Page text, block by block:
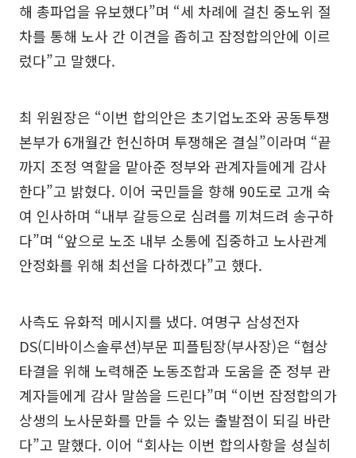
해 총파업을 유보했다”며 “세 차례에 걸친 중노위 절
차를 통해 노사 간 이견을 좁히고 잠정합의안에 이르
렀다”고 말했다.
최 위원장은 “이번 합의안은 초기업노조와 공동투쟁
본부가 6개월간 헌신하며 투쟁해온 결실”이라며 “끝
까지 조정 역할을 맡아준 정부와 관계자들에게 감사
한다”고 밝혔다. 이어 국민들을 향해 90도로 고개 숙
여 인사하며 “내부 갈등으로 심려를 끼쳐드려 송구하
다”며 “앞으로 노조 내부 소통에 집중하고 노사관계
안정화를 위해 최선을 다하겠다”고 했다.
사측도 유화적 메시지를 냈다. 여명구 삼성전자
DS(디바이스솔루션)부문 피플팀장(부사장)은 “협상
타결을 위해 노력해준 노동조합과 도움을 준 정부 관
계자들에게 감사 말씀을 드린다”며 “이번 잠정합의가
상생의 노사문화를 만들 수 있는 출발점이 되길 바란
다”고 말했다. 이어 “회사는 이번 합의사항을 성실히